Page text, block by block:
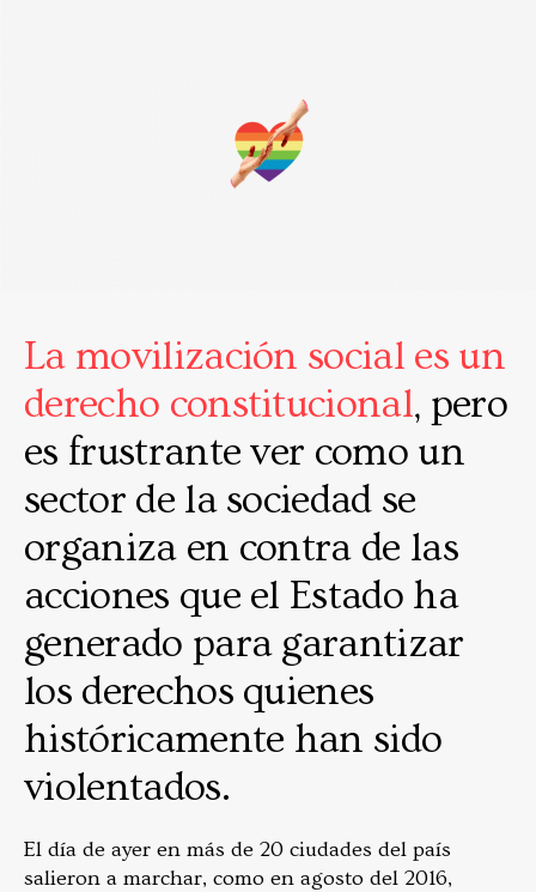
La movilización social es un
derecho constitucional, pero
es frustrante ver como un
sector de la sociedad se
organiza en contra de las
acciones que el Estado ha
generado para garantizar
los derechos quienes
históricamente han sido
violentados.
El día de ayer en más de 20 ciudades del país
salieron a marchar, como en agosto del 2016,